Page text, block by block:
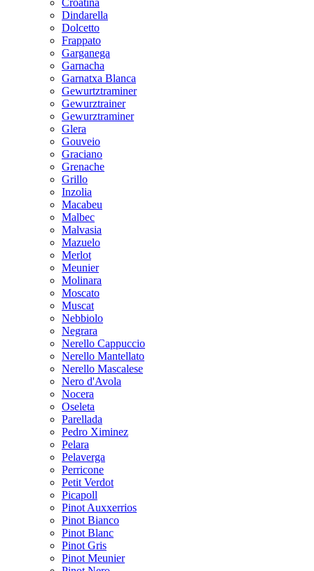
Dindarella
Dolcetto
Frappato
Garganega
Garnacha
Garnatxa Blanca
Gewurtztraminer
Gewurztrainer
Gewurztraminer
Glera
Gouveio
Graciano
Grenache
Grillo
Inzolia
Macabeu
Malbec
Malvasia
Mazuelo
Merlot
Meunier
Molinara
Moscato
Muscat
Nebbiolo
Negrara
Nerello Cappuccio
Nerello Mantellato
Nerello Mascalese
Nero d'Avola
Nocera
Oseleta
Parellada
Pedro Ximinez
Pelara
Pelaverga
Perricone
Petit Verdot
Picapoll
Pinot Auxxerrios
Pinot Bianco
Pinot Blanc
Pinot Gris
Pinot Meunier